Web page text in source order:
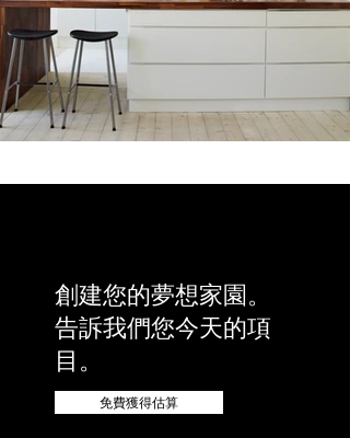
創建您的夢想家園。
告訴我們您今天的項
目。
免費獲得估算